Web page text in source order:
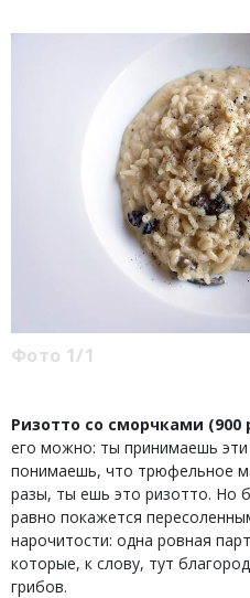
Фото 1/1
Ризотто со сморчками (900
его можно: ты принимаешь
понимаешь, что трюфельное
разы, ты ешь это ризотто. Но
равно покажется
нарочитости: одна ровная
которые, к слову, тут
грибов.